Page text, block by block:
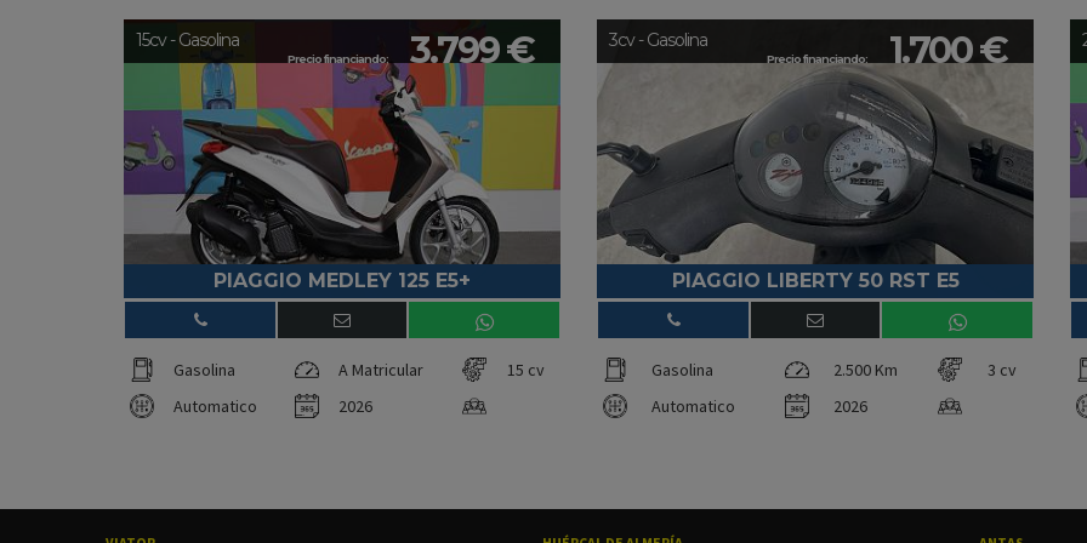
Precio financiando: 3.799 €
15cv - Gasolina
PIAGGIO MEDLEY 125 E5+
Gasolina A Matricular
15 cv
Automatico
2026
Precio financiando: 1.700 €
3cv - Gasolina
PIAGGIO LIBERTY 50 RST E5
Gasolina 2.500 Km
3 cv
Automatico
2026